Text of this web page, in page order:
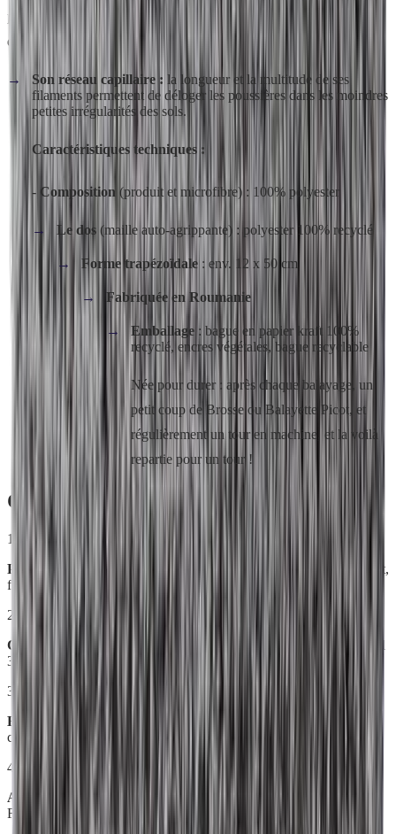
pouvoir d'attraction important. Le dépoussiérage devient un jeu
d'enfant !
Son réseau capillaire : la longueur et la multitude de ses
filaments permettent de déloger les poussières dans les moindres
petites irrégularités des sols.
Caractéristiques techniques :
- Composition (produit et microfibre) : 100% polyester
Le dos (maille auto-agrippante) : polyester 100% recyclé
Forme trapézoïdale : env. 12 x 50 cm
Fabriquée en Roumanie
Emballage : bague en papier kraft 100%
recyclé, encres végétales, bague recyclable
Née pour durer : après chaque balayage, un
petit coup de Brosse ou Balayette Picot, et
régulièrement un tour en machine, et la voilà
repartie pour un tour !
Comment utiliserMop Balayage?
1
Posez
votre Mop Balayage sèche sur le sol et, tout en restant debout,
fixez-la sans effort à votre Plateau Alu
2
Choisissez
votre manche selon vos besoins : Manche Saturne, Fluid
3E ou Fluid Essentiel
3
Balayez
le sol, y compris le dessous des meubles ; la poussière, les
cheveux et les poils s'accrochent à la Mop
4
Attention
: ne pas actionner par erreur le système d'eau (avec le
Fluid 3E ou Fluid Essentiel), sans quoi il faudra changer de Mop